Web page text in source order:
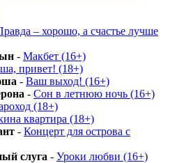
– хорошо, а счастье лучше
- Макбет (16+)
привет! (18+)
- Ваш выход! (16+)
- Сон в летнюю ночь (16+)
(18+)
квартира (18+)
- Концерт для острова с
слуга - Уроки любви (16+)